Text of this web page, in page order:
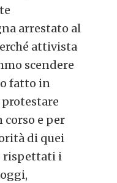
arrestato al
attivista
scendere
fatto in
corso e per
di quei
rispettati i